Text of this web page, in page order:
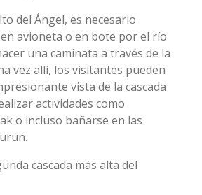
del Ángel, es necesario
avioneta o en bote por el río
una caminata a través de la
vez allí, los visitantes pueden
vista de la cascada
actividades como
o incluso bañarse en las